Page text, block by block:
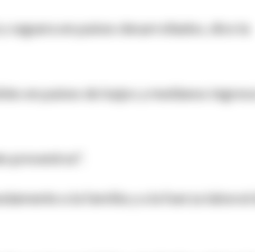
en países desarrollados, dice la
en países de bajos y medianos
prevenirse".
a la familia y a la fuerza laboral